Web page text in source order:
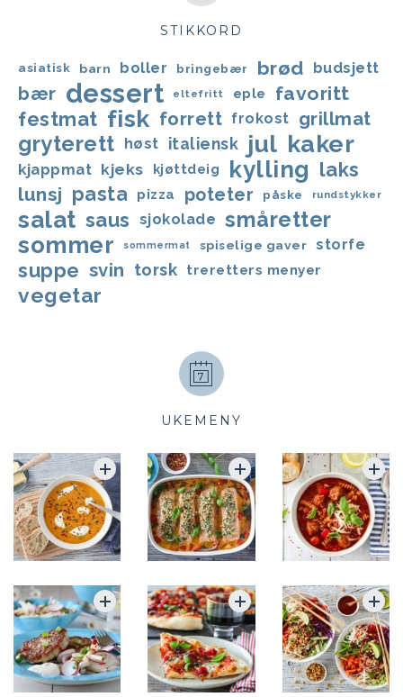
STIKKORD
asiatisk barn boller bringebær brød budsjett
bær dessert eltefritt eple favoritt
festmat fisk forrett frokost grillmat
gryterett høst italiensk jul kaker
kjappmat kjeks kjøttdeig kylling laks
lunsj pasta pizza poteter påske rundstykker
salat saus sjokolade småretter
sommer sommermat spiselige gaver storfe
suppe svin torsk treretters menyer
vegetar
UKEMENY